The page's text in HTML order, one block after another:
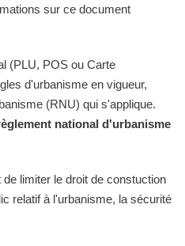
sur ce document
(PLU, POS ou Carte
d'urbanisme en vigueur,
(RNU) qui s'applique.
national d'urbanisme
limiter le droit de constuction
relatif à l'urbanisme, la sécurité